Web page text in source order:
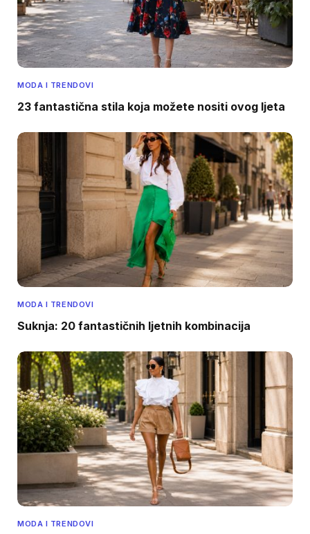
MODA I TRENDOVI
23 fantastična stila koja možete nositi ovog ljeta
MODA I TRENDOVI
Suknja: 20 fantastičnih ljetnih kombinacija
MODA I TRENDOVI